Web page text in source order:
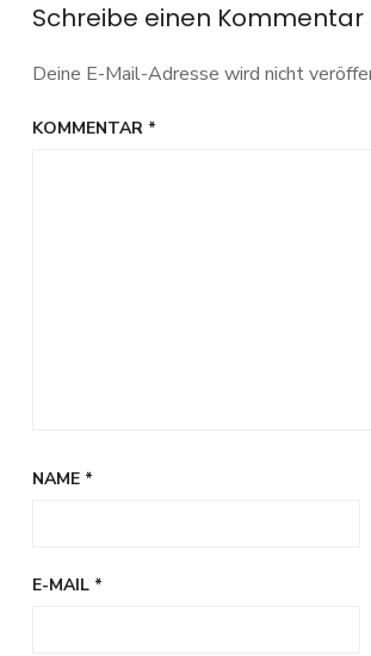
Schreibe einen Kommentar
Deine E-Mail-Adresse wird nicht
KOMMENTAR *
NAME *
E-MAIL *